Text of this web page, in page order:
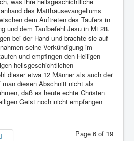
des Matthäusevangeliums
dem Auftreten des Täufers in
und dem Taufbefehl Jesu in Mt 28.
bei der Hand und brachte sie auf
seine Verkündigung im
und empfingen den Heiligen
heilsgeschichtlichen
dieser etwa 12 Männer als auch der
diesen Abschnitt nicht als
daß es heute echte Christen
Geist noch nicht empfangen
Page 6 of 19